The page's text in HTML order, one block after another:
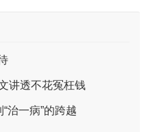
讲透不花冤枉钱
治一病”的跨越